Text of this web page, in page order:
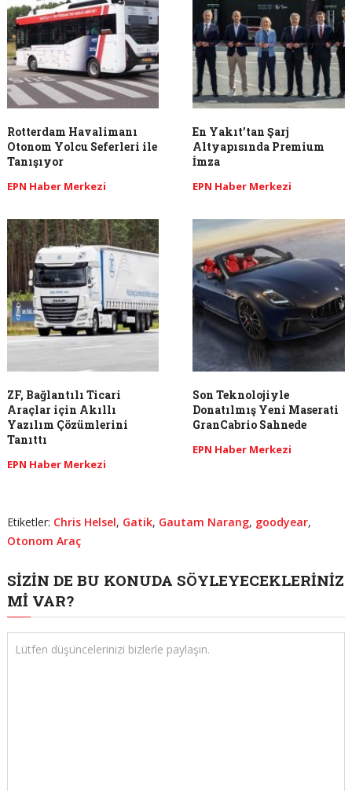
Rotterdam Havalimanı
Otonom Yolcu Seferleri ile
Tanışıyor
EPN Haber Merkezi
En Yakıt’tan Şarj
Altyapısında Premium
İmza
EPN Haber Merkezi
ZF, Bağlantılı Ticari
Araçlar için Akıllı
Yazılım Çözümlerini
Tanıttı
EPN Haber Merkezi
Son Teknolojiyle
Donatılmış Yeni Maserati
GranCabrio Sahnede
EPN Haber Merkezi
Etiketler: Chris Helsel, Gatik, Gautam Narang, goodyear,
Otonom Araç
SIZIN DE BU KONUDA SÖYLEYECEKLERINIZ
MI VAR?